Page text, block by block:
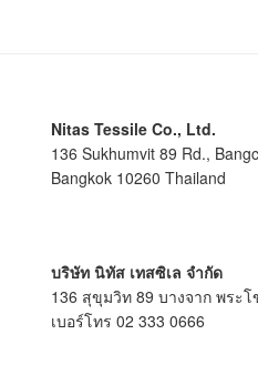
Nitas Tessile Co., Ltd.
136 Sukhumvit 89 Rd.,
Bangkok 10260 Thailand
บริษัท นิทัส เทสซิเล จำกัด
136 สุขุมวิท 89 บางจาก พระโ
เบอร์โทร 02 333 0666